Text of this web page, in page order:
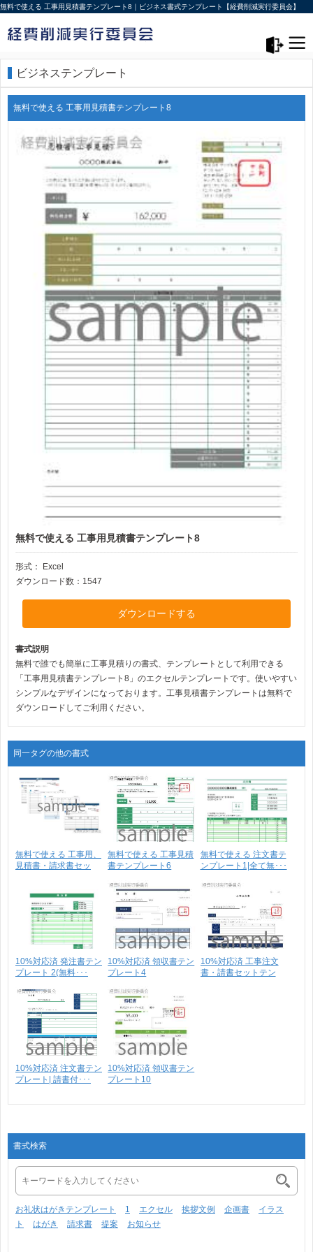
無料で使える 工事用見積書テンプレート8｜ビジネス書式テンプレート【経費削減実行委員会】
ビジネステンプレート
無料で使える 工事用見積書テンプレート8
無料で使える 工事用見積書テンプレート8
形式：
Excel
ダウンロード数：1547
ダウンロードする
書式説明
無料で誰でも簡単に工事見積りの書式、テンプレートとして利用できる
「工事用見積書テンプレート8」のエクセルテンプレートです。使いやすい
シンプルなデザインになっております。工事見積書テンプレートは無料で
ダウンロードしてご利用ください。
同一タグの他の書式
無料で使える 工事用、
見積書・請求書セッ
無料で使える 工事見積
書テンプレート6
無料で使える 注文書テ
ンプレート1|全て無･･･
10%対応済 発注書テン
プレート 2(無料･･･
10%対応済 領収書テン
プレート4
10%対応済 工事注文
書・請書セットテン
10%対応済 注文書テン
プレート| 請書付･･･
10%対応済 領収書テン
プレート10
書式検索
お礼状はがきテンプレート 1 エクセル 挨拶文例 企画書
イラス
ト
はがき 請求書 提案 お知らせ